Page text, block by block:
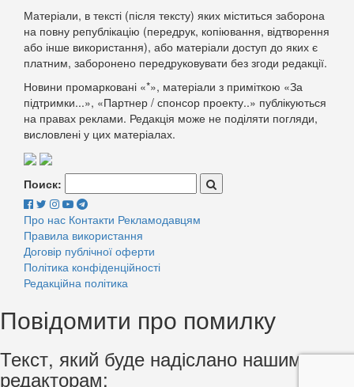
Матеріали, в тексті (після тексту) яких міститься заборона
на повну републікацію (передрук, копіювання, відтворення
або інше використання), або матеріали доступ до яких є
платним, заборонено передруковувати без згоди редакції.
Новини промарковані «*», матеріали з приміткою «За
підтримки...», «Партнер / спонсор проекту..» публікуються
на правах реклами. Редакція може не поділяти погляди,
висловлені у цих матеріалах.
Поиск:
Про нас Контакти Рекламодавцям
Правила використання
Договір публічної оферти
Політика конфіденційності
Редакційна політика
Повідомити про помилку
Текст, який буде надіслано нашим
редакторам: